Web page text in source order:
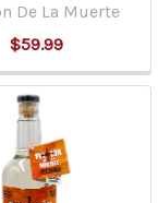
De La Muerte
$59.99